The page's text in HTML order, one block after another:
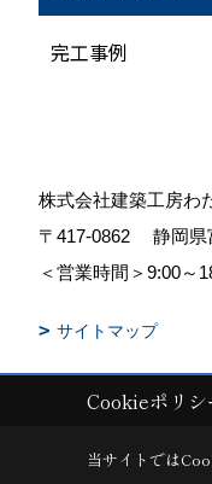
完工事例
株式会社建築工房わ
〒417-0862
静岡
＜営業時間＞9:00～
サイトマップ
Copyright (c) 株式会社
Cookieポリシ
当サイトでは